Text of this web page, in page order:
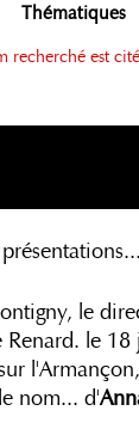
Thématiques
est
le
le
nom... d'